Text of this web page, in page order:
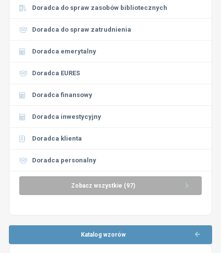
Doradca do spraw zasobów bibliotecznych
Doradca do spraw zatrudnienia
Doradca emerytalny
Doradca EURES
Doradca finansowy
Doradca inwestycyjny
Doradca klienta
Doradca personalny
Zobacz wszystkie (97)
Katalog wzorów